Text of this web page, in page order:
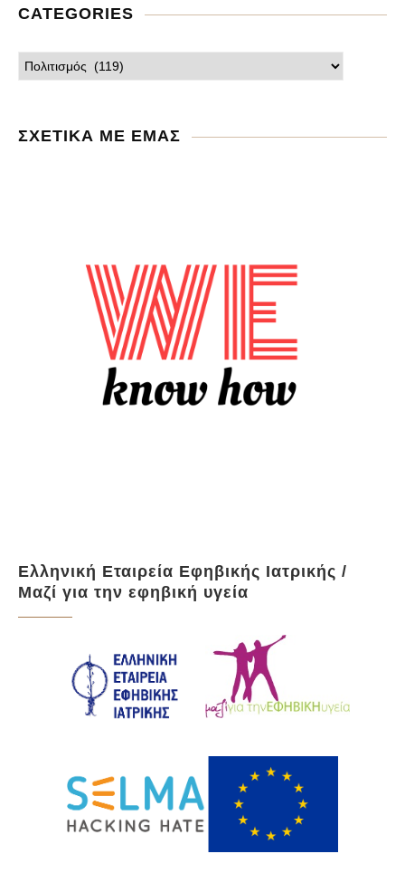
CATEGORIES
ΣΧΕΤΙΚΑ ΜΕ ΕΜΑΣ
Ελληνική Εταιρεία Εφηβικής Ιατρικής /
Μαζί για την εφηβική υγεία